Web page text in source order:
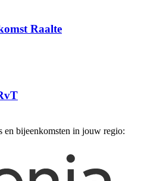
Raalte
bijeenkomsten in jouw regio: